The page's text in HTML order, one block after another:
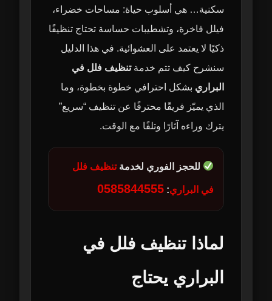
سكنية… هي أسلوب حياة: مساحات خضراء،
فيلل فاخرة، وتشطيبات حساسة تحتاج تنظيفًا
ذكيًا لا يعتمد على العشوائية. في هذا الدليل
سنشرح كيف تتم خدمةتنظيف فلل في
البراري بشكل احترافي خطوة بخطوة، وما
الذي يميّز فريقًا محترفًا عن تنظيف “سريع”
يترك وراءه آثارًا وتلفًا مع الوقت.
للحجز الفوري لخدمةتنظيف فلل
في البراري:
0585844555
لماذا تنظيف فلل في
البراري يحتاج